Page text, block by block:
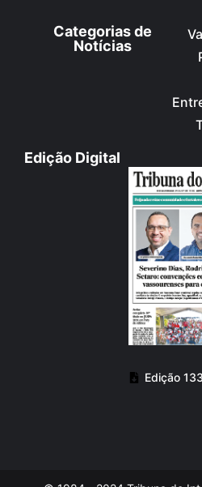
Categorias de
Notícias
Edição Digital
Edição